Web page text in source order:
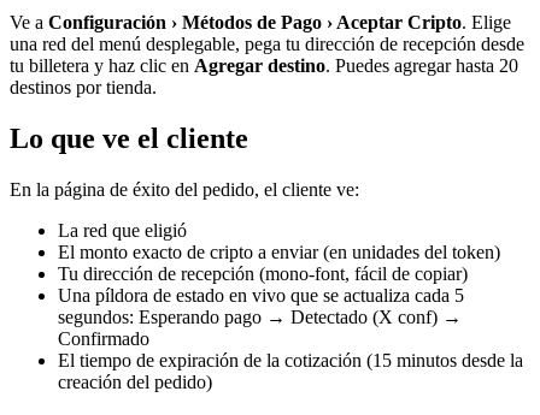
Ve a Configuración › Métodos de Pago › Aceptar Cripto. Elige
una red del menú desplegable, pega tu dirección de recepción desde
tu billetera y haz clic en Agregar destino. Puedes agregar hasta 20
destinos por tienda.
Lo que ve el cliente
En la página de éxito del pedido, el cliente ve:
La red que eligió
El monto exacto de cripto a enviar (en unidades del token)
Tu dirección de recepción (mono-font, fácil de copiar)
Una píldora de estado en vivo que se actualiza cada 5
segundos: Esperando pago → Detectado (X conf) →
Confirmado
El tiempo de expiración de la cotización (15 minutos desde la
creación del pedido)